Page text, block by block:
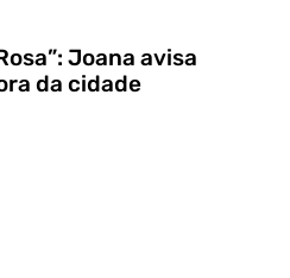
Joana avisa
da cidade